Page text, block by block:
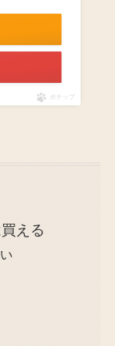
ポチップ
える